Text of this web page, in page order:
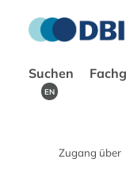
Suchen
EN
Zugang über